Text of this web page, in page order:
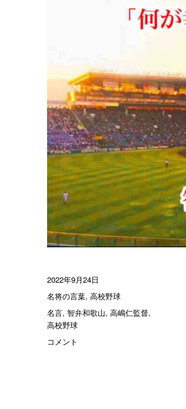
歌
山
中
谷
仁
監
督
に
投
稿
日:
2022年9月24日
カ
テ
ゴ
リ
ー
名将の言葉,高校野球
タ
グ
名言,智弁和歌山,高嶋仁監督,
高校野球
「何
コメント